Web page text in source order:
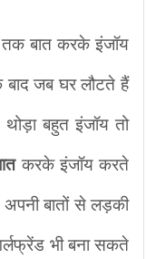
बात करके इंजॉय
जब घर लौटते हैं
बहुत इंजॉय तो
करके इंजॉय करते
बातों से लड़की
भी बना सकते